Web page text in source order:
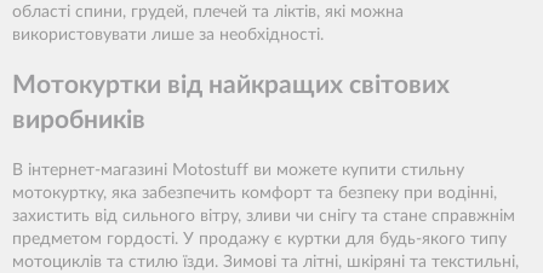
області спини, грудей, плечей та ліктів, які можна
використовувати лише за необхідності.
Мотокуртки від найкращих світових
виробників
В інтернет-магазині Motostuff ви можете купити стильну
мотокуртку, яка забезпечить комфорт та безпеку при водінні,
захистить від сильного вітру, зливи чи снігу та стане справжнім
предметом гордості. У продажу є куртки для будь-якого типу
мотоциклів та стилю їзди. Зимові та літні, шкіряні та текстильні,